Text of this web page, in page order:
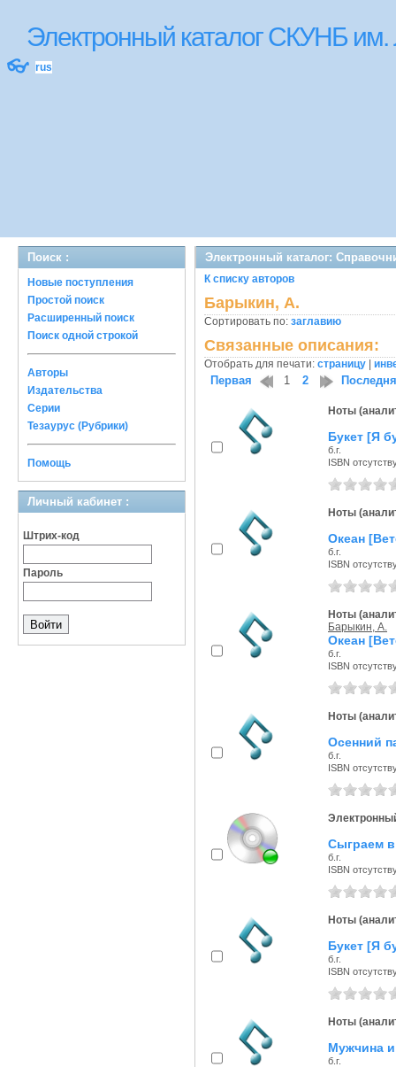
Электронный каталог СКУНБ
👓 rus
Поиск :
Новые поступления
Простой поиск
Расширенный поиск
Поиск одной строкой
Авторы
Издательства
Серии
Тезаурус (Рубрики)
Помощь
Личный кабинет :
Штрих-код
Пароль
Электронный каталог:
К списку авторов
Барыкин, А.
Сортировать по: заглавию
Связанные описания:
Отобрать для печати: страницу
Первая 1 2
Ноты
Букет [Я
б.г.
ISBN
Ноты
Океан
б.г.
ISBN
Ноты
Барыкин, А.
Океан
б.г.
ISBN
Ноты
Осенний
б.г.
ISBN
Сыграем
б.г.
ISBN
Ноты
Букет [Я
б.г.
ISBN
Ноты
Мужчина
б.г.